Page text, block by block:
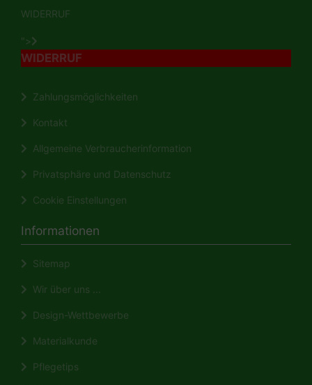
WIDERRUF
">
WIDERRUF
Zahlungsmöglichkeiten
Kontakt
Allgemeine Verbraucherinformation
Privatsphäre und Datenschutz
Cookie Einstellungen
Informationen
Sitemap
Wir über uns ...
Design-Wettbewerbe
Materialkunde
Pflegetips